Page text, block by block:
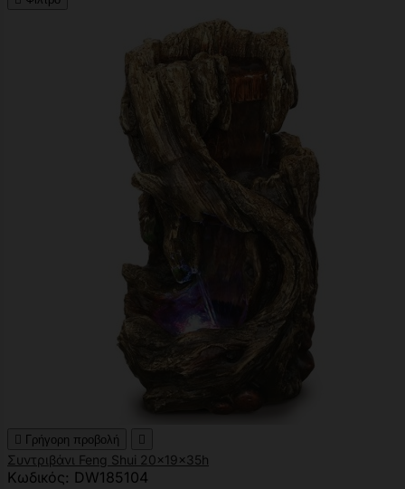
 Γρήγορη προβολή 
Συντριβάνι Feng Shui 20x19x35h
Κωδικός: DW185104